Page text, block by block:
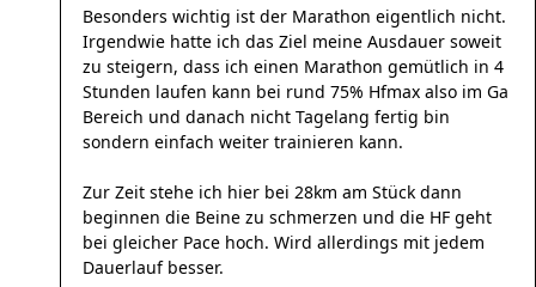
Besonders wichtig ist der Marathon eigentlich nicht.
Irgendwie hatte ich das Ziel meine Ausdauer soweit
zu steigern, dass ich einen Marathon gemütlich in 4
Stunden laufen kann bei rund 75% Hfmax also im Ga
Bereich und danach nicht Tagelang fertig bin
sondern einfach weiter trainieren kann.
Zur Zeit stehe ich hier bei 28km am Stück dann
beginnen die Beine zu schmerzen und die HF geht
bei gleicher Pace hoch. Wird allerdings mit jedem
Dauerlauf besser.